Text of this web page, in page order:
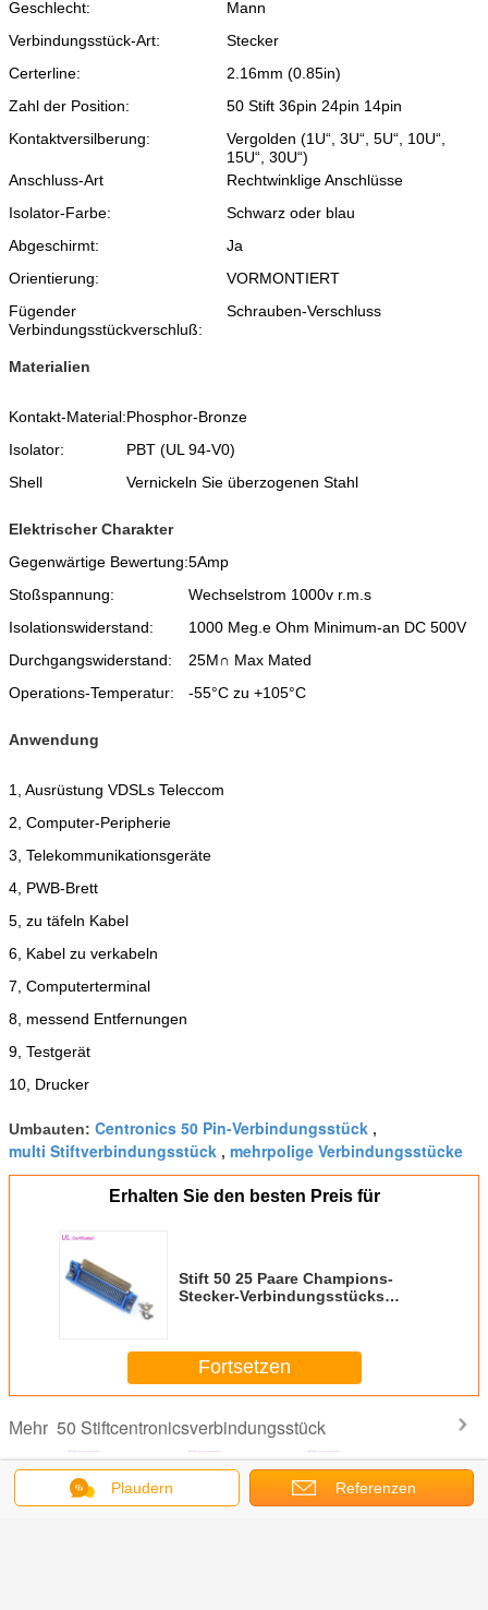
Geschlecht:
Mann
Verbindungsstück-Art:
Stecker
Certerline:
2.16mm (0.85in)
Zahl der Position:
50 Stift 36pin 24pin 14pin
Kontaktversilberung:
Vergolden (1U“, 3U“, 5U“, 10U“,
15U“, 30U“)
Anschluss-Art
Rechtwinklige Anschlüsse
Isolator-Farbe:
Schwarz oder blau
Abgeschirmt:
Ja
Orientierung:
VORMONTIERT
Fügender
Verbindungsstückverschluß:
Schrauben-Verschluss
Materialien
Kontakt-Material:Phosphor-Bronze
Isolator:
PBT (UL 94-V0)
Shell
Vernickeln Sie überzogenen Stahl
Elektrischer Charakter
Gegenwärtige Bewertung:5Amp
Stoßspannung:
Wechselstrom 1000v r.m.s
Isolationswiderstand:
1000 Meg.e Ohm Minimum-an DC 500V
Durchgangswiderstand:
25M∩ Max Mated
Operations-Temperatur:
-55°C zu +105°C
Anwendung
1, Ausrüstung VDSLs Teleccom
2, Computer-Peripherie
3, Telekommunikationsgeräte
4, PWB-Brett
5, zu täfeln Kabel
6, Kabel zu verkabeln
7, Computerterminal
8, messend Entfernungen
9, Testgerät
10, Drucker
Umbauten: Centronics 50 Pin-Verbindungsstück ,
multi Stiftverbindungsstück , mehrpolige Verbindungsstücke
Erhalten Sie den besten Preis für
Stift 50 25 Paare Champions-
Stecker-Verbindungsstücks
rechtwinkligen
Fortsetzen
Mehr 50 Stiftcentronicsverbindungsstück
Plaudern Referenzen